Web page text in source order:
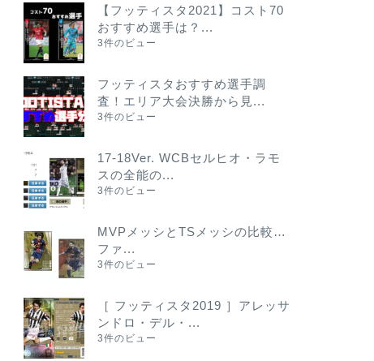
【フッティスタ2021】コスト70
おすすめ選手は？...
3件のビュー
フッティスタおすすめ選手調
査！エリア大会決勝から見...
3件のビュー
17-18Ver. WCBセルヒオ・ラモ
スの全能の...
3件のビュー
MVPメッシとTSメッシの比較…
ファ...
3件のビュー
［ フッティスタ2019 ］アレッサ
ンドロ・デル・...
3件のビュー